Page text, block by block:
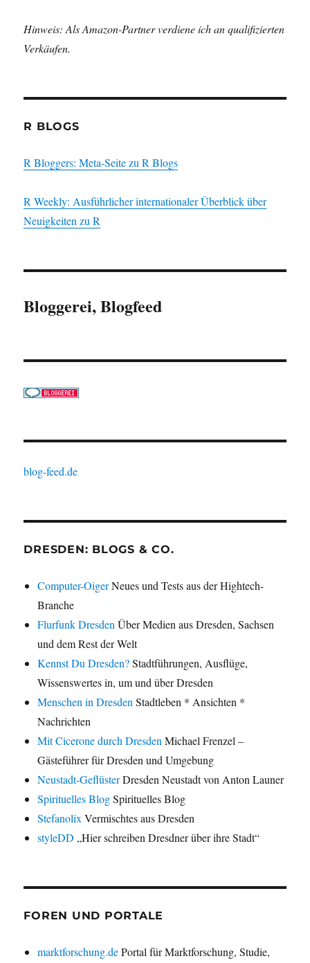
Hinweis: Als Amazon-Partner verdiene ich an qualifizierten
Verkäufen.
R BLOGS
R Bloggers: Meta-Seite zu R Blogs
R Weekly: Ausführlicher internationaler Überblick über
Neuigkeiten zu R
Bloggerei, Blogfeed
blog-feed.de
DRESDEN: BLOGS & CO.
Computer-OigerNeues und Tests aus der Hightech-
Branche
Flurfunk Dresden Über Medien aus Dresden, Sachsen
und dem Rest der Welt
Kennst Du Dresden?Stadtführungen, Ausflüge,
Wissenswertes in, um und über Dresden
Menschen in Dresden Stadtleben * Ansichten *
Nachrichten
Mit Cicerone durch Dresden Michael Frenzel –
Gästeführer für Dresden und Umgebung
Neustadt-GeflüsterDresden Neustadt von Anton Launer
Spirituelles BlogSpirituelles Blog
Stefanolix Vermischtes aus Dresden
styleDD „Hier schreiben Dresdner über ihre Stadt“
FOREN UND PORTALE
marktforschung.dePortal für Marktforschung, Studie,